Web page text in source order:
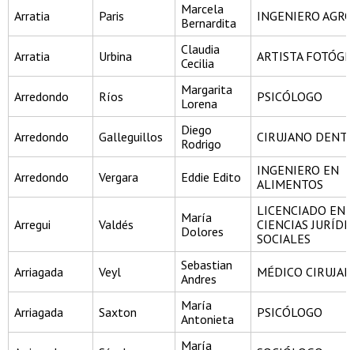
Arratia Paris
Marcela
Bernardita
INGENIERO
Arratia Urbina
Claudia
Cecilia
ARTISTA
Arredondo Ríos
Margarita
Lorena
PSICÓLOGO
Arredondo Galleguillos
Diego
Rodrigo
CIRUJANO
Arredondo Vergara Eddie Edito
INGENIERO EN
ALIMENTOS
Arregui Valdés
María
Dolores
LICENCIADO EN
CIENCIAS
SOCIALES
Arriagada Veyl
Sebastian
Andres
MÉDICO
Arriagada Saxton
María
Antonieta
PSICÓLOGO
María